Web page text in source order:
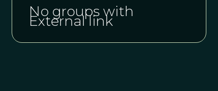
No groups with
External link